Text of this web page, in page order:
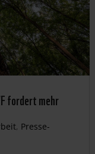
fordert mehr
, Presse-